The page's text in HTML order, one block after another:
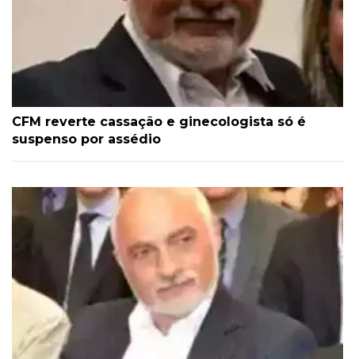
CFM reverte cassação e ginecologista só é
suspenso por assédio